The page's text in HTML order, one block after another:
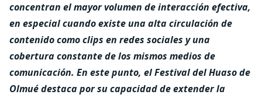
concentran el mayor volumen de interacción efectiva,
en especial cuando existe una alta circulación de
contenido como clips en redes sociales y una
cobertura constante de los mismos medios de
comunicación. En este punto, el Festival del Huaso de
Olmué destaca por su capacidad de extender la